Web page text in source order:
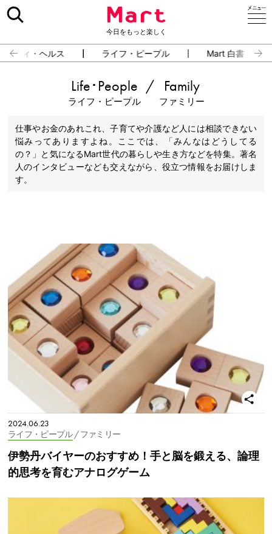
今日をもっと楽しく
ーティ・ヘルス ライフ・ピープル Mart 白書
Life･People
ライフ・ピープル
/ Family
ファミリー
仕事やお金のあれこれ、子育てや介護など人には相談できない
悩みってありますよね。ここでは、「みんなはどうしてる
の？」と気になるMart世代の暮らしや生き方などを特集。著名
人のインタビューなども交えながら、役立つ情報をお届けしま
す。
2024.06.23
ライフ・ピープル/ ファミリー
伊勢丹バイヤーのおすすめ！手と脳を鍛える、論理
的思考を育むアナログゲーム